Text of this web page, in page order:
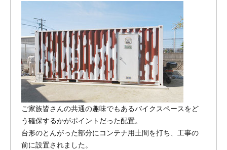
ご家族皆さんの共通の趣味でもあるバイクスペースをど
う確保するかがポイントだった配置。
台形のとんがった部分にコンテナ用土間を打ち、工事の
前に設置されました。